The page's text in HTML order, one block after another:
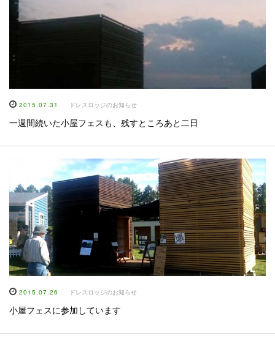
2015.07.31 ドレスロッジのお知らせ
一週間続いた小屋フェスも、残すところあと二日
2015.07.26 ドレスロッジのお知らせ
小屋フェスに参加しています